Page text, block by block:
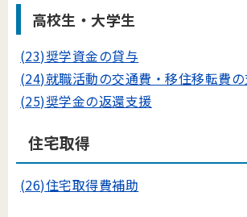
高校生・大学生
(23)奨学資金の貸与
(24)就職活動の交通費・移住移転費
(25)奨学金の返還支援
住宅取得
(26)住宅取得費補助